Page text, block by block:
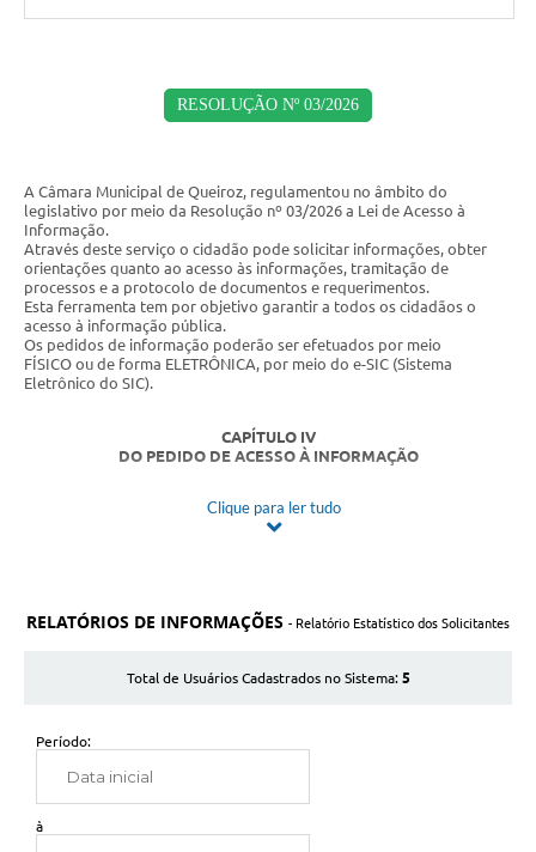
RESOLUÇÃO Nº 03/2026
A Câmara Municipal de Queiroz, regulamentou no âmbito do
legislativo por meio da Resolução nº 03/2026 a Lei de Acesso à
Informação.
Através deste serviço o cidadão pode solicitar informações, obter
orientações quanto ao acesso às informações, tramitação de
processos e a protocolo de documentos e requerimentos.
Esta ferramenta tem por objetivo garantir a todos os cidadãos o
acesso à informação pública.
Os pedidos de informação poderão ser efetuados por meio
FÍSICO ou de forma ELETRÔNICA, por meio do e-SIC (Sistema
Eletrônico do SIC).
CAPÍTULO IV
DO PEDIDO DE ACESSO À INFORMAÇÃO
Art. 5º O pedido de acesso poderá ser apresentado por qualquer
pessoa, física ou jurídica, e deverá conter:
Parágrafo único. É vedada a exigência de justificativa quanto aos
dados que não sejam de competência da Câmara.
Clique para ler tudo
RELATÓRIOS DE INFORMAÇÕES - Relatório Estatístico dos Solicitantes
Total de Usuários Cadastrados no Sistema: 5
Período:
à